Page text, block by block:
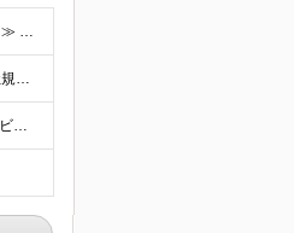
≪マネージャーとしての経験を活かしたい方、キャリアアップしたい方をお待ちしています！≫ ◆学歴不問 ◆普通運転免許(AT限定可) ◆建物管理の経験が5年以上ある方 ◆管理業務主任者の資格をお持ちの方
月給41万円（基本給＋役職手当）～＋賞与年2回＋資格手当 ※経験・スキルを考慮の上、当社規定により優遇致します ※管理職のため残業代はございません ※役職手当6万円を含みます ※管理業務主任者は資格
＼横浜駅徒歩5分！転勤なし／ 本社：神奈川県横浜市西区高島2-6-32 横浜東口ウィスポートビル8F ※(変更の範囲)上記を除く当社関連勤務地